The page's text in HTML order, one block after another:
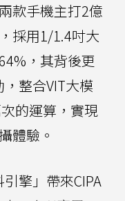
款手機主打2億
採用1/1.4吋大
，其背後更
整合VIT大模
的運算，實現
體驗。
擎」帶來CIPA